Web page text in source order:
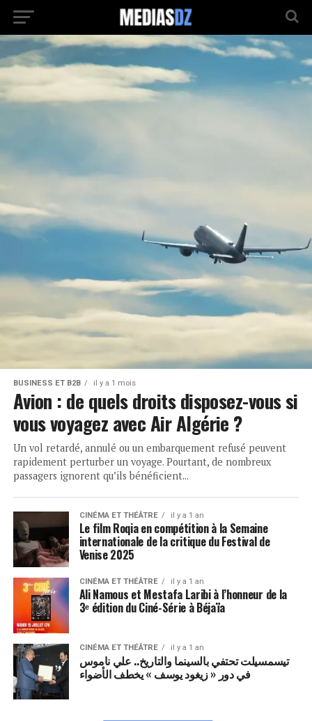
BUSINESS ET B2B il y a 1 mois
Avion : de quels droits disposez-vous si
vous voyagez avec Air Algérie ?
Un vol retardé, annulé ou un embarquement refusé peuvent
rapidement perturber un voyage. Pourtant, de nombreux
passagers ignorent qu’ils bénéficient...
CINÉMA ET THÉÂTRE il y a 1 an
Le film Roqia en compétition à la Semaine
internationale de la critique du Festival de
Venise 2025
CINÉMA ET THÉÂTRE il y a 1 an
Ali Namous et Mestafa Laribi à l’honneur de la
3ᵉ édition du Ciné-Série à Béjaïa
CINÉMA ET THÉÂTRE il y a 1 an
تيسمسيلت تحتفي بالسينما والتاريخ.. علي ناموس
في دور « زيغود يوسف » يخطف الأضواء